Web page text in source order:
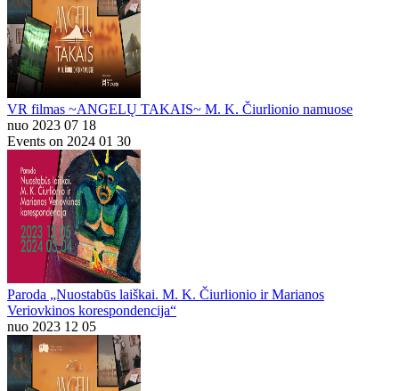
VR filmas ~ANGELŲ TAKAIS~ M. K. Čiurlionio namuose
nuo 2023 07 18
Events on 2024 01 30
Paroda „Nuostabūs laiškai. M. K. Čiurlionio ir Marianos
Veriovkinos korespondencija“
nuo 2023 12 05